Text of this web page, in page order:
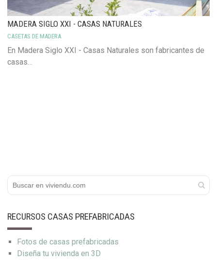
MADERA SIGLO XXI - CASAS NATURALES
CASETAS DE MADERA
En Madera Siglo XXI - Casas Naturales son fabricantes de
casas…
RECURSOS CASAS PREFABRICADAS
Fotos de casas prefabricadas
Diseña tu vivienda en 3D